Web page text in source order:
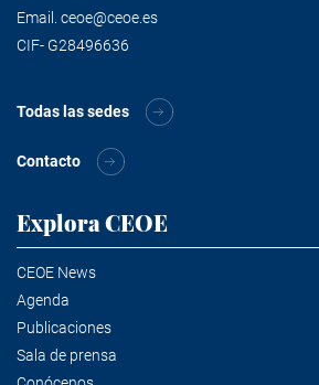
Email. ceoe@ceoe.es
CIF- G28496636
Todas las sedes
Contacto
Explora CEOE
CEOE News
Agenda
Publicaciones
Sala de prensa